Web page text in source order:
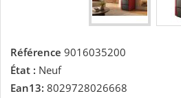
Référence 9016035200
État : Neuf
Ean13: 8029728026668